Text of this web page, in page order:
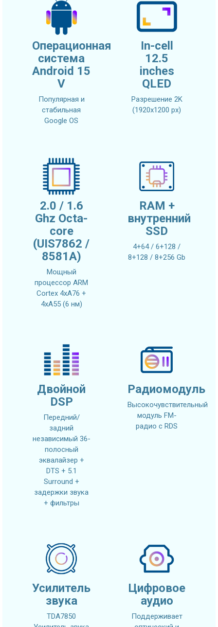
Операционная
система
Android 15
V
Популярная и
стабильная
Google OS
In-cell
12.5
inches
QLED
Разрешение 2K
(1920x1200 px)
2.0 / 1.6
Ghz Octa-
core
(UIS7862 /
8581A)
Мощный
процессор ARM
Cortex 4xA76 +
4xA55 (6 нм)
RAM +
внутренний
SSD
4+64 / 6+128 /
8+128 / 8+256 Gb
Двойной
DSP
Передний/
задний
независимый 36-
полосный
эквалайзер +
DTS + 5.1
Surround +
задержки звука
+ фильтры
Радиомодуль
Высокочувствительный
модуль FM-
радио с RDS
Усилитель
звука
TDA7850
Цифровое
аудио
Поддерживает